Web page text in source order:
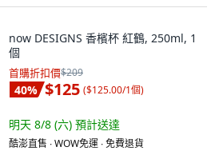
now DESIGNS 香檳杯 紅鶴, 250ml, 1
個
首購折扣價$209
40% $125 ($125.00/1個)
明天 8/8 (六) 預計送達
酷澎直售 ∙ WOW免運 ∙ 免費退貨